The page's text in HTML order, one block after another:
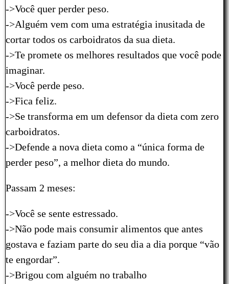
->Você quer perder peso.
->Alguém vem com uma estratégia inusitada de
cortar todos os carboidratos da sua dieta.
->Te promete os melhores resultados que você pode
imaginar.
->Você perde peso.
->Fica feliz.
->Se transforma em um defensor da dieta com zero
carboidratos.
->Defende a nova dieta como a “única forma de
perder peso”, a melhor dieta do mundo.
Passam 2 meses:
->Você se sente estressado.
->Não pode mais consumir alimentos que antes
gostava e faziam parte do seu dia a dia porque “vão
te engordar”.
->Brigou com alguém no trabalho